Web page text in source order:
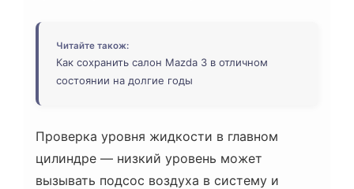
Читайте також:
Как сохранить салон Mazda 3 в отличном
состоянии на долгие годы
Проверка уровня жидкости в главном
цилиндре — низкий уровень может
вызывать подсос воздуха в систему и